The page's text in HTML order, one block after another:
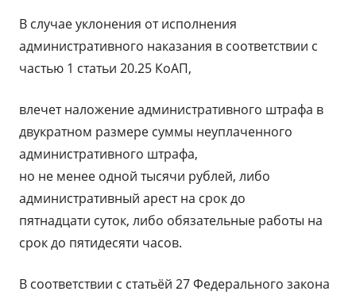
В случае уклонения от исполнения
административного наказания в соответствии с
частью 1 статьи 20.25 КоАП,
влечет наложение административного штрафа в
двукратном размере суммы неуплаченного
административного штрафа,
но не менее одной тысячи рублей, либо
административный арест на срок до
пятнадцати суток, либо обязательные работы на
срок до пятидесяти часов.
В соответствии с статьёй 27 Федерального закона